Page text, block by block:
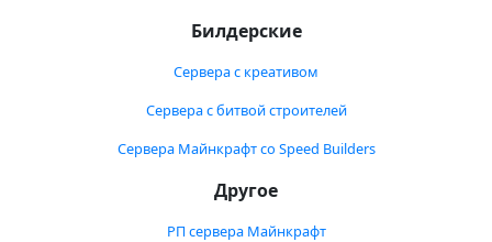
Билдерские
Сервера с креативом
Сервера с битвой строителей
Сервера Майнкрафт со Speed Builders
Другое
РП сервера Майнкрафт